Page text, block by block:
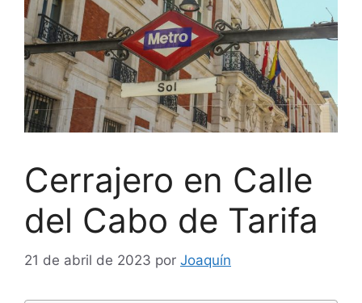
Cerrajero en Calle
del Cabo de Tarifa
21 de abril de 2023 por Joaquín